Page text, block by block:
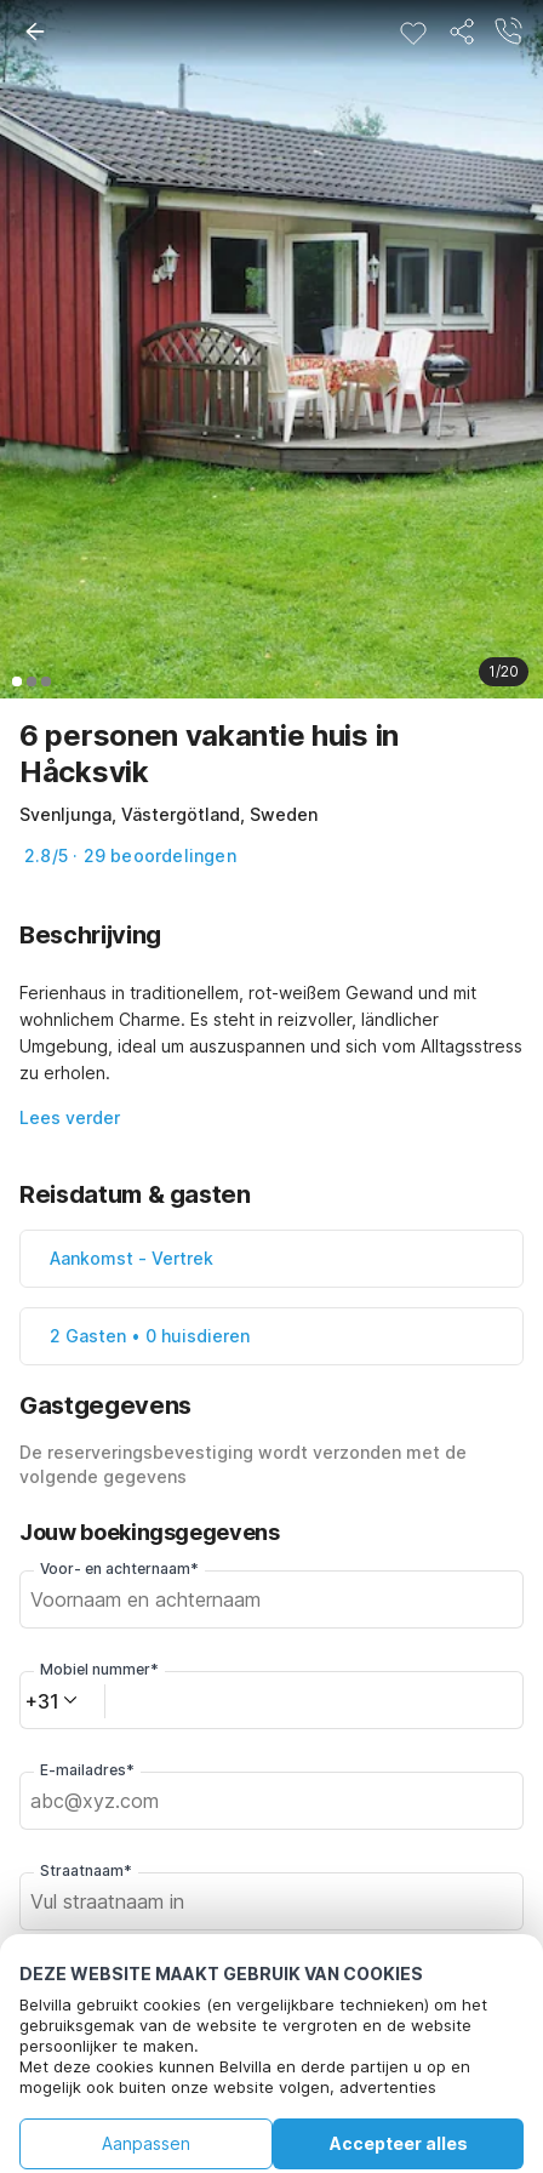
DEZE WEBSITE MAAKT GEBRUIK VAN COOKIES
Belvilla gebruikt cookies (en vergelijkbare technieken) om het
gebruiksgemak van de website te vergroten en de website
persoonlijker te maken.
Met deze cookies kunnen Belvilla en derde partijen u op en
mogelijk ook buiten onze website volgen, advertenties
social media.
Door op "accepteren" te klikken gaat u hiermee akkoord. Meer
Accepteer alles
Aanpassen
1/20
6 personen vakantie huis in
Håcksvik
Svenljunga, Västergötland, Sweden
2.8/5 · 29 beoordelingen
Beschrijving
Ferienhaus in traditionellem, rot-weißem Gewand und mit
wohnlichem Charme. Es steht in reizvoller, ländlicher
Umgebung, ideal um auszuspannen und sich vom Alltagsstress
zu erholen.
Lees verder
Reisdatum & gasten
Aankomst - Vertrek
2 Gasten • 0 huisdieren
Gastgegevens
De reserveringsbevestiging wordt verzonden met de
volgende gegevens
Jouw boekingsgegevens
Voor- en achternaam*
Mobiel nummer*
+31
E-mailadres*
Straatnaam*
Postcode*
Plaats*
Klik hier om je af te melden voor aanbiedingsmails van Belvilla. Je
+
Beschikbaarheid controleren